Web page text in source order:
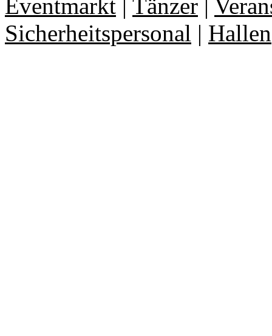
Eventmarkt Tänzer
Sicherheitspersonal | Hallen